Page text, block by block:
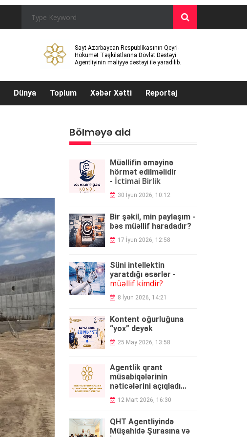
Sayt Azərbaycan Respublikasının Qeyri-
Hökumət Təşkilatlarına Dövlət Dəstəyi
Agentliyinin maliyyə dəstəyi ilə yaradılıb.
Dünya Toplum Xəbər Xətti Reportaj
Bölməyə aid
Müəllifin əməyinə
hörmət edilməlidir
- İctimai Birlik
30 İyun 2026, 10:12
Bir şəkil, min paylaşım -
bəs müəllif haradadır?
17 İyun 2026, 12:58
Süni intellektin
yaratdığı əsərlər -
müəllif kimdir?
8 İyun 2026, 14:21
Kontent oğurluğuna
“yox” deyək
25 May 2026, 13:58
Agentlik qrant
müsabiqələrinin
nəticələrini açıqladı
-QALİBLƏR
12 Mart 2026, 16:30
QHT Agentliyində
Müşahidə Şurasına və